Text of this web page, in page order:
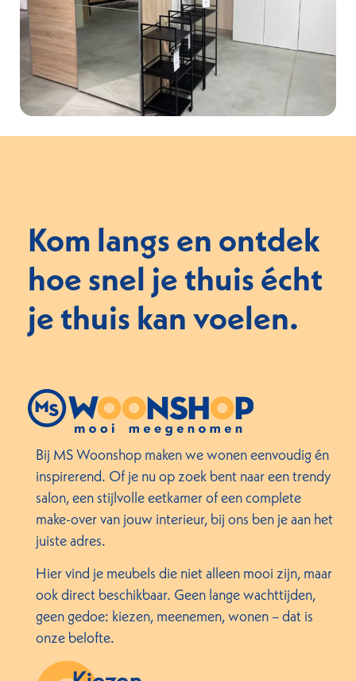
Kom langs en ontdek
hoe snel je thuis écht
je thuis kan voelen.
Bij MS Woonshop maken we wonen eenvoudig én
inspirerend. Of je nu op zoek bent naar een trendy
salon, een stijlvolle eetkamer of een complete
make-over van jouw interieur, bij ons ben je aan het
juiste adres.
Hier vind je meubels die niet alleen mooi zijn, maar
ook direct beschikbaar. Geen lange wachttijden,
geen gedoe: kiezen, meenemen, wonen – dat is
onze belofte.